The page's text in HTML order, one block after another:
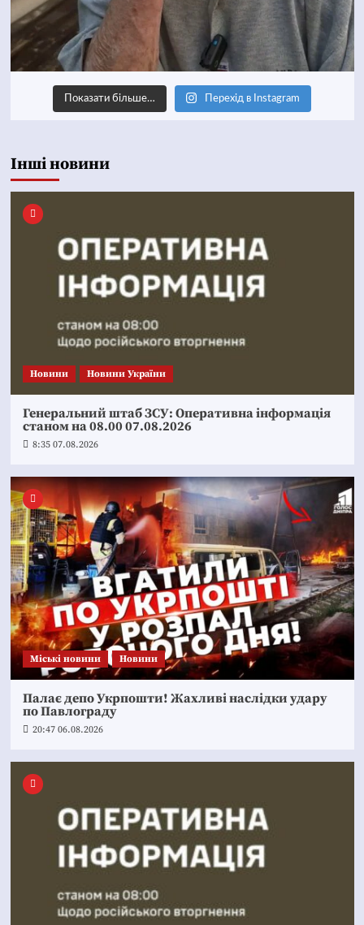
Показати більше… Перехід в Instagram
Інші новини
Новини Новини України
Генеральний штаб ЗСУ: Оперативна інформація
станом на 08.00 07.08.2026
8:35 07.08.2026
Mіські новини Новини
Палає депо Укрпошти! Жахливі наслідки удару
по Павлограду
20:47 06.08.2026